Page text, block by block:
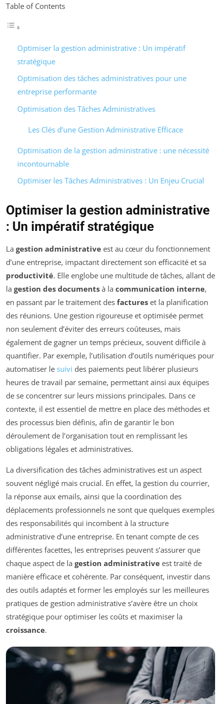
Table of Contents
Optimiser la gestion administrative : Un impératif
stratégique
Optimisation des tâches administratives pour une
entreprise performante
Optimisation des Tâches Administratives
Les Clés d’une Gestion Administrative Efficace
Optimisation de la gestion administrative : une nécessité
incontournable
Optimiser les Tâches Administratives : Un Enjeu Crucial
Optimiser la gestion administrative
: Un impératif stratégique
La gestion administrative est au cœur du fonctionnement
d’une entreprise, impactant directement son efficacité et sa
productivité. Elle englobe une multitude de tâches, allant de
la gestion des documents à la communication interne,
en passant par le traitement des factures et la planification
des réunions. Une gestion rigoureuse et optimisée permet
non seulement d’éviter des erreurs coûteuses, mais
également de gagner un temps précieux, souvent difficile à
quantifier. Par exemple, l’utilisation d’outils numériques pour
automatiser le suivi des paiements peut libérer plusieurs
heures de travail par semaine, permettant ainsi aux équipes
de se concentrer sur leurs missions principales. Dans ce
contexte, il est essentiel de mettre en place des méthodes et
des processus bien définis, afin de garantir le bon
déroulement de l’organisation tout en remplissant les
obligations légales et administratives.
La diversification des tâches administratives est un aspect
souvent négligé mais crucial. En effet, la gestion du courrier,
la réponse aux emails, ainsi que la coordination des
déplacements professionnels ne sont que quelques exemples
des responsabilités qui incombent à la structure
administrative d’une entreprise. En tenant compte de ces
différentes facettes, les entreprises peuvent s’assurer que
chaque aspect de la gestion administrative est traité de
manière efficace et cohérente. Par conséquent, investir dans
des outils adaptés et former les employés sur les meilleures
pratiques de gestion administrative s’avère être un choix
stratégique pour optimiser les coûts et maximiser la
croissance.